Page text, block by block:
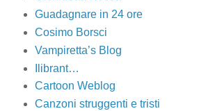
Guadagnare in 24 ore
Cosimo Borsci
Vampiretta’s Blog
Ilibrant…
Cartoon Weblog
Canzoni struggenti e tristi